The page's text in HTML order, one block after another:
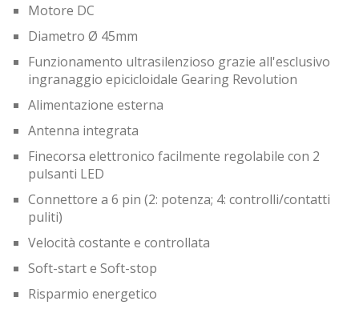
Motore DC
Diametro Ø 45mm
Funzionamento ultrasilenzioso grazie all'esclusivo
ingranaggio epicicloidale Gearing Revolution
Alimentazione esterna
Antenna integrata
Finecorsa elettronico facilmente regolabile con 2
pulsanti LED
Connettore a 6 pin (2: potenza; 4: controlli/contatti
puliti)
Velocità costante e controllata
Soft-start e Soft-stop
Risparmio energetico